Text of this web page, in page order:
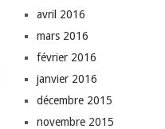
avril 2016
mars 2016
février 2016
janvier 2016
décembre 2015
novembre 2015